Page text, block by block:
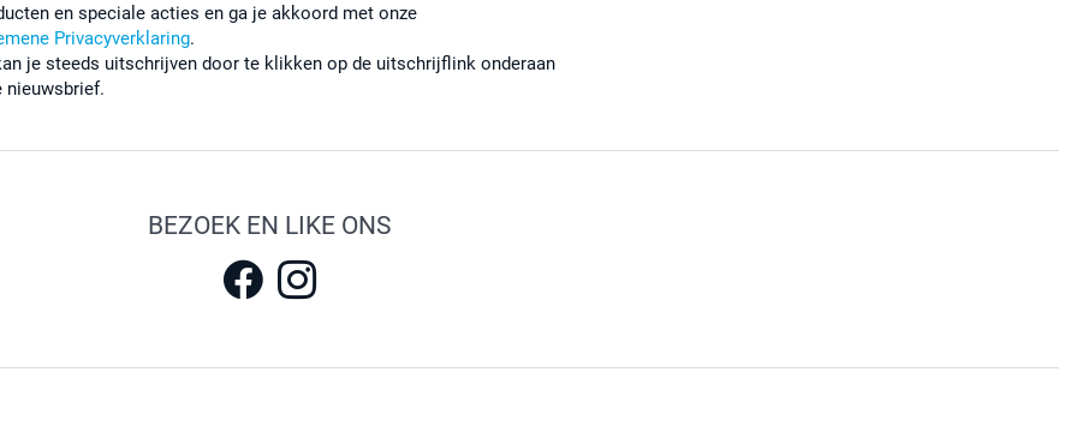
en speciale acties en ga je akkoord met onze
Privacyverklaring.
je steeds uitschrijven door te klikken op de uitschrijflink onderaan
nieuwsbrief.
BEZOEK EN LIKE ONS